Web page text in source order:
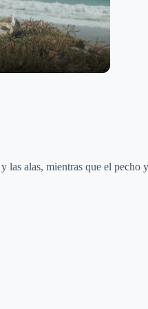
las alas, mientras que el pecho